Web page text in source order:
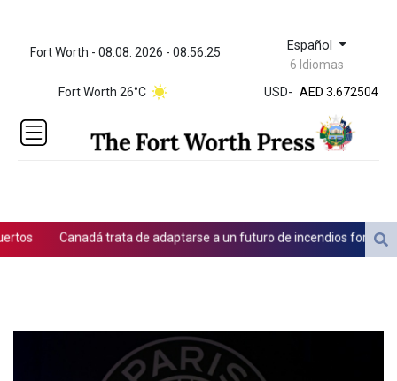
Fort Worth - 08.08. 2026 - 08:56:25 Español
6 Idiomas
Fort Worth 26°C
USD-
ZWL 321.999592
AED 3.672504
AED 3.672504
AFN
ALL 80.629676
AMD
Canadá trata de adaptarse a un futuro de incendios forestales